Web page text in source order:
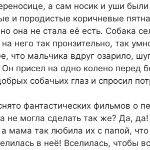
а сам носик и уши
и породистые коричневые
она не стала её есть. Собака
него так пронзительно, так
что мальчика вдруг озарило,
присел на одно колено перед
собачьих глаз и спросил
фантастических фильмов о
не могла сделать так же? Да,
мама так любила их с папой, что
в неё! Вселилась, чтобы